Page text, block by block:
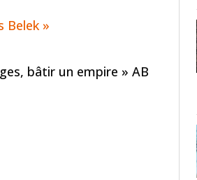
Belek »
bâtir un empire » AB